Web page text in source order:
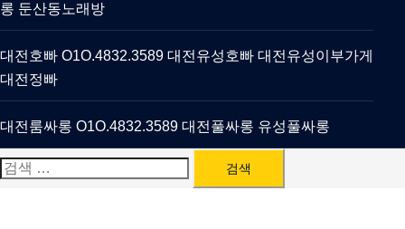
롱 둔산동노래방
대전호빠 O1O.4832.3589 대전유성호빠 대전유성이부가게
대전정빠
대전룸싸롱 O1O.4832.3589 대전풀싸롱 유성풀싸롱
검